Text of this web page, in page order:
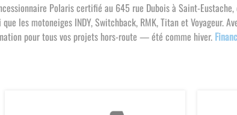
Polaris certifié au 645 rue Dubois à Saint-
que les motoneiges INDY, Switchback, RMK, Titan et
pour tous vos projets hors-route — été comme hiver.